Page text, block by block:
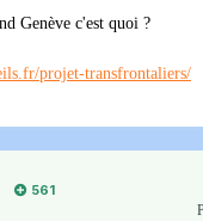
Genève c'est quoi ?
projet-transfrontaliers/
561